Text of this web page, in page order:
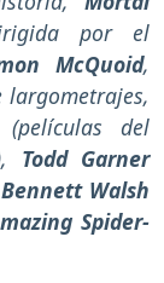
por el
McQuoid,
(películas del
Todd Garner
Walsh
Spider-